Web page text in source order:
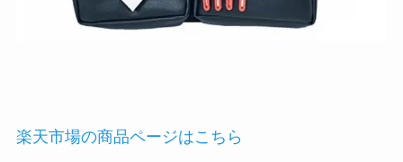
楽天市場の商品ページはこちら